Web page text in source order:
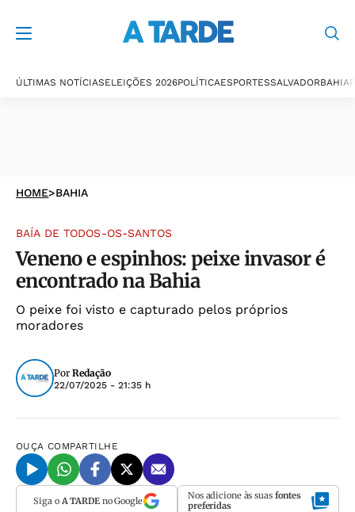
ÚLTIMAS NOTÍCIASELEIÇÕES 2026POLÍTICAESPORTESSALVADORBAHIA
HOME>BAHIA
BAÍA DE TODOS-OS-SANTOS
Veneno e espinhos: peixe invasor é
encontrado na Bahia
O peixe foi visto e capturado pelos próprios
moradores
Por Redação
22/07/2025 - 21:35 h
OUÇA COMPARTILHE
Siga o A TARDEno Google Nos adicione às suas fontes
preferidas